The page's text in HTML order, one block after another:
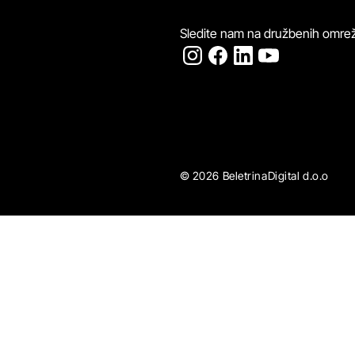
Sledite nam na družbenih
© 2026 BeletrinaDigital d.o.o